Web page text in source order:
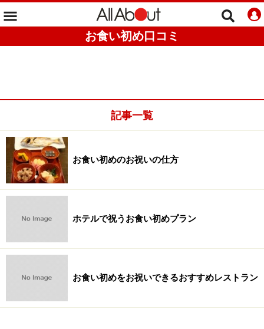
お食い初め口コミ
記事一覧
お食い初めのお祝いの仕方
ホテルで祝うお食い初めプラン
お食い初めをお祝いできるおすすめレストラン